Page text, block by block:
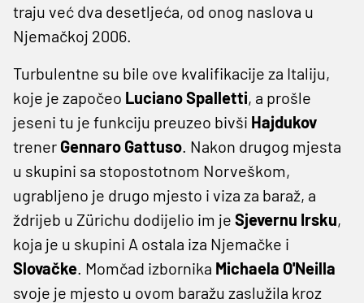
traju već dva desetljeća, od onog naslova u
Njemačkoj 2006.
Turbulentne su bile ove kvalifikacije za Italiju,
koje je započeo LucianoSpalletti, a prošle
jeseni tu je funkciju preuzeo bivši Hajdukov
trener Gennaro Gattuso. Nakon drugog mjesta
u skupini sa stopostotnom Norveškom,
ugrabljeno je drugo mjesto i viza za baraž, a
ždrijeb u Zürichu dodijelio im je Sjevernu Irsku,
koja je u skupini A ostala iza Njemačke i
Slovačke. Momčad izbornika Michaela O'Neilla
svoje je mjesto u ovom baražu zaslužila kroz